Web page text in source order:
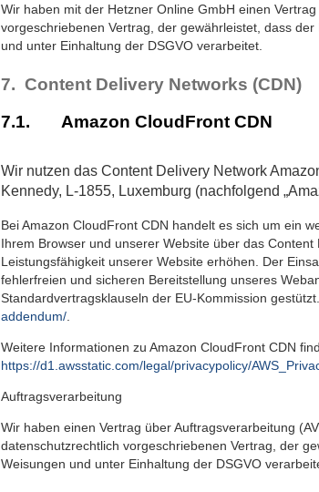
Wir haben mit der Hetzner Online GmbH einen
vorgeschriebenen Vertrag, der gewährleistet, dass
und unter Einhaltung der DSGVO verarbeitet.
7. Content Delivery Networks (CDN)
7.1. Amazon CloudFront CDN
Wir nutzen das Content Delivery Network
Kennedy, L-1855, Luxemburg (nachfolgend
Bei Amazon CloudFront CDN handelt es sich um ein
Ihrem Browser und unserer Website über das
Leistungsfähigkeit unserer Website erhöhen. Der
fehlerfreien und sicheren Bereitstellung unseres
Standardvertragsklauseln der EU-Kommission
addendum/
Weitere Informationen zu Amazon CloudFront CDN
https://d1.awsstatic.com/legal/privacypolicy/
Auftragsverarbeitung
Wir haben einen Vertrag über Auftragsverarbeitung
datenschutzrechtlich vorgeschriebenen Vertrag, der
Weisungen und unter Einhaltung der DSGVO